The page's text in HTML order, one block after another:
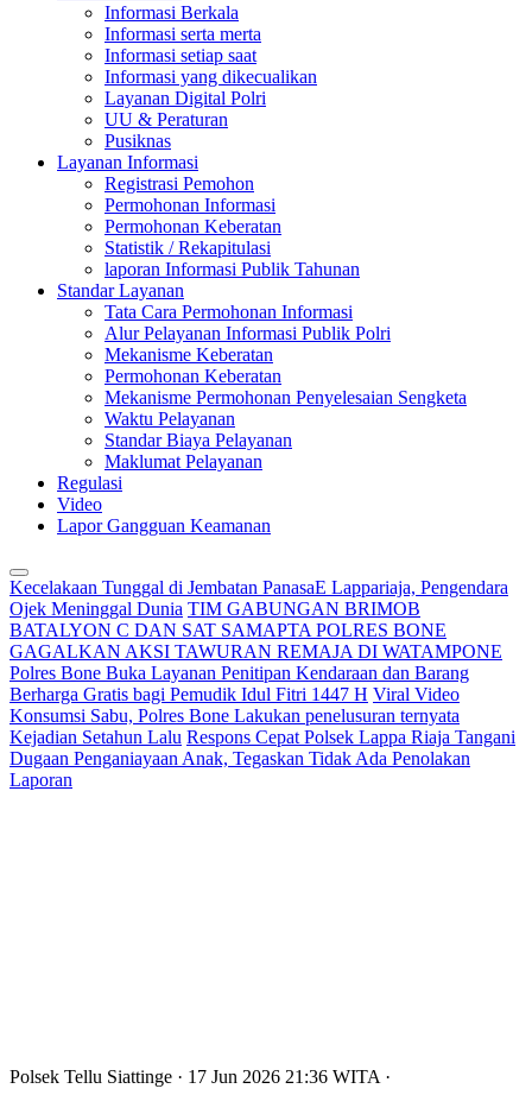
Informasi Berkala
Informasi serta merta
Informasi setiap saat
Informasi yang dikecualikan
Layanan Digital Polri
UU & Peraturan
Pusiknas
Layanan Informasi
Registrasi Pemohon
Permohonan Informasi
Permohonan Keberatan
Statistik / Rekapitulasi
laporan Informasi Publik Tahunan
Standar Layanan
Tata Cara Permohonan Informasi
Alur Pelayanan Informasi Publik Polri
Mekanisme Keberatan
Permohonan Keberatan
Mekanisme Permohonan Penyelesaian Sengketa
Waktu Pelayanan
Standar Biaya Pelayanan
Maklumat Pelayanan
Regulasi
Video
Lapor Gangguan Keamanan
Kecelakaan Tunggal di Jembatan PanasaE Lappariaja, Pengendara
Ojek Meninggal Dunia TIM GABUNGAN BRIMOB
BATALYON C DAN SAT SAMAPTA POLRES BONE
GAGALKAN AKSI TAWURAN REMAJA DI WATAMPONE
Polres Bone Buka Layanan Penitipan Kendaraan dan Barang
Berharga Gratis bagi Pemudik Idul Fitri 1447 H Viral Video
Konsumsi Sabu, Polres Bone Lakukan penelusuran ternyata
Kejadian Setahun Lalu Respons Cepat Polsek Lappa Riaja Tangani
Dugaan Penganiayaan Anak, Tegaskan Tidak Ada Penolakan
Laporan
Polsek Tellu Siattinge · 17 Jun 2026 21:36 WITA ·